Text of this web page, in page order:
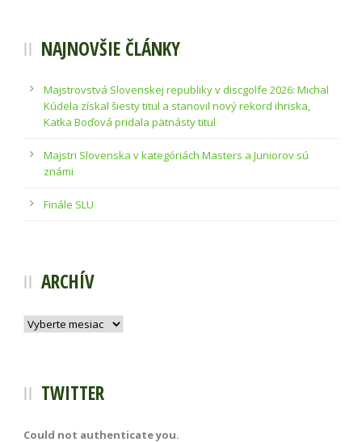
NAJNOVŠIE ČLÁNKY
Majstrovstvá Slovenskej republiky v discgolfe 2026: Michal
Kúdela získal šiesty titul a stanovil nový rekord ihriska,
Katka Boďová pridala pätnásty titul
Majstri Slovenska v kategóriách Masters a Juniorov sú
známi
Finále SLU
ARCHÍV
Archív
TWITTER
Could not authenticate you.